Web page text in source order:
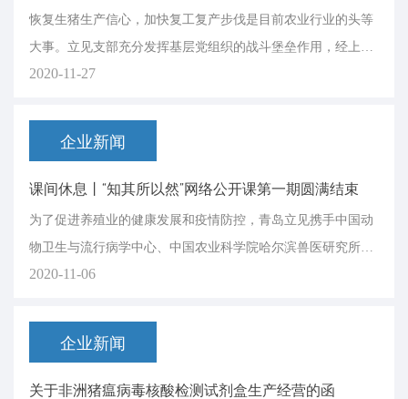
​恢复生猪生产信心，加快复工复产步伐是目前农业行业的头等
大事。立见支部充分发挥基层党组织的战斗堡垒作用，经上级
党组织批准，组织党员和青年业务骨干成立科技下乡小组，充
2020-11-27
企业新闻
课间休息丨“知其所以然”网络公开课第一期圆满结束
为了促进养殖业的健康发展和疫情防控，青岛立见携手中国动
物卫生与流行病学中心、中国农业科学院哈尔滨兽医研究所、
上海兽医研究所等单位的专家完成了第一期“知其所以然”网络
2020-11-06
企业新闻
关于非洲猪瘟病毒核酸检测试剂盒生产经营的函